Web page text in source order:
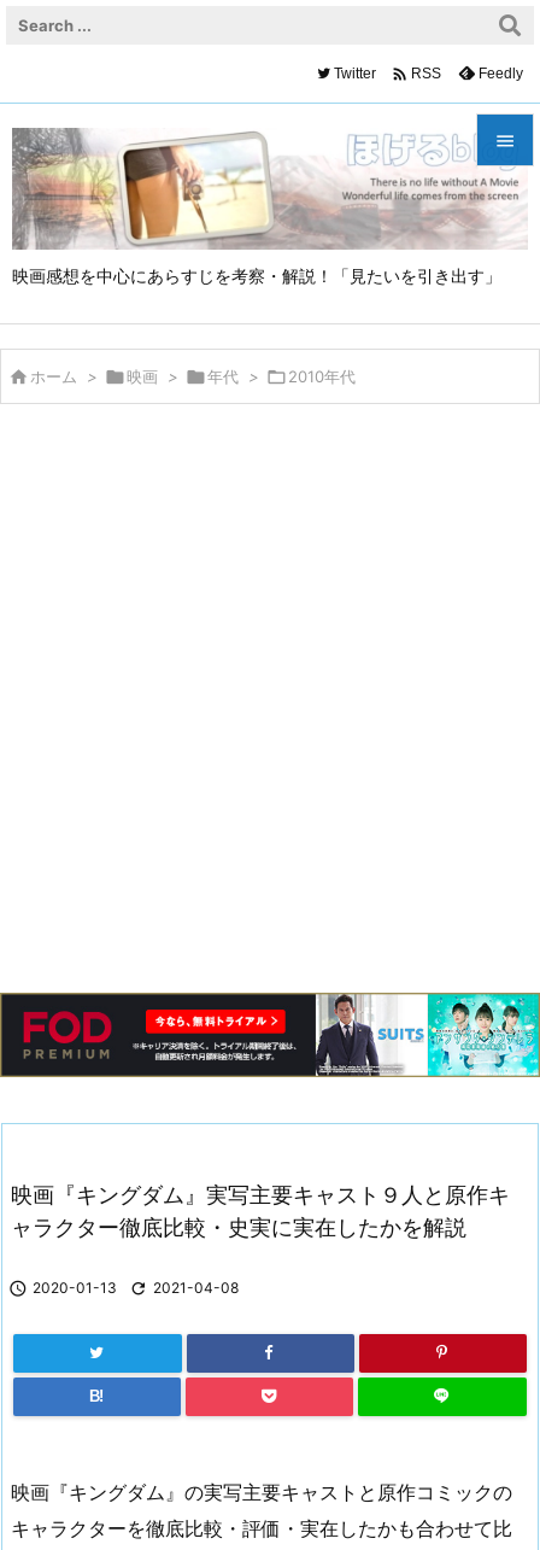
映画感想を中心にあらすじを考察・解説！「見たいを引き出す」


メニュ

サイド
次へ
Twitter  RSS Feedly
 ホーム > 映画 > 年代 > 2010年代
映画『キングダム』実写主要キャスト９人と原作キ
ャラクター徹底比較・史実に実在したかを解説
 2020-01-13  2021-04-08
B!
映画『キングダム』の実写主要キャストと原作コミックの
キャラクターを徹底比較・評価・実在したかも合わせて比